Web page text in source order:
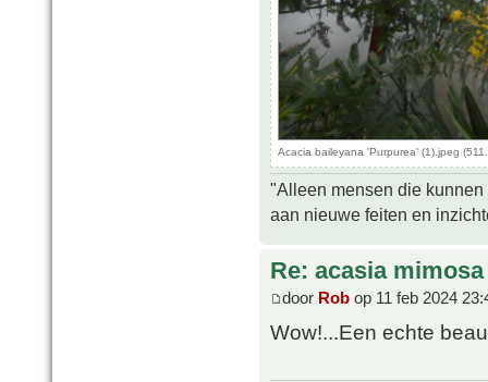
Acacia baileyana 'Purpurea' (1).jpeg
"Alleen mensen die
aan nieuwe feiten en
Re: acasia mimosa
door Rob op 11 feb 2024
Wow!...Een echte